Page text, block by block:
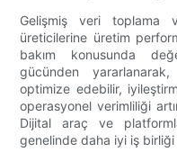
Gelişmiş veri toplama
üreticilerine üretim
bakım konusunda
gücünden
optimize edebilir,
operasyonel verimliliği
Dijital araç ve
genelinde daha iyi iş